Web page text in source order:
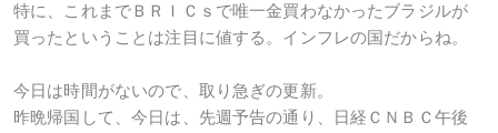
特に、これまでＢＲＩＣｓで唯一金買わなかったブラジルが
買ったということは注目に値する。インフレの国だからね。
今日は時間がないので、取り急ぎの更新。
昨晩帰国して、今日は、先週予告の通り、日経ＣＮＢＣ午後